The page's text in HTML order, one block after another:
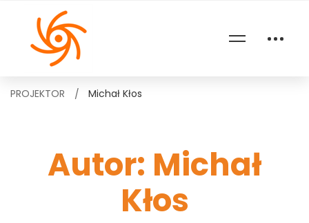
Autor: Michał
Kłos
PROJEKTOR Michał Kłos